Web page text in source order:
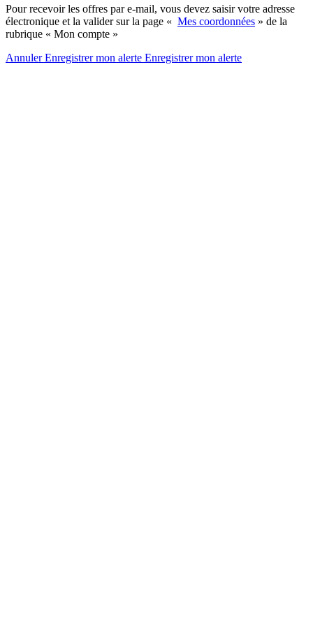
Pour recevoir les offres par e-mail, vous devez saisir votre adresse
électronique et la valider sur la page « Mes coordonnées » de la
rubrique « Mon compte »
AnnulerEnregistrer mon alerte Enregistrermon alerte